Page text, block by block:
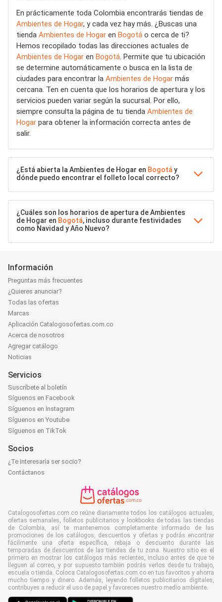
En prácticamente toda Colombia encontrarás tiendas de
Ambientes de Hogar, y cada vez hay más. ¿Buscas una
tienda Ambientes de Hogar en Bogotá o cerca de ti?
Hemos recopilado todas las direcciones actuales de
Ambientes de Hogar en Bogotá. Permite que tu ubicación
se determine automáticamente o busca en la lista de
ciudades para encontrar la Ambientes de Hogar más
cercana. Ten en cuenta que los horarios de apertura y los
servicios pueden variar según la sucursal. Por ello,
siempre consulta la página de tu tienda Ambientes de
Hogar para obtener la información correcta antes de
salir.
¿Está abierta la Ambientes de Hogar en Bogotá y
dónde puedo encontrar el folleto local correcto?
¿Cuáles son los horarios de apertura de Ambientes
de Hogar en Bogotá, incluso durante festividades
como Navidad y Año Nuevo?
Información
Preguntas más frecuentes
¿Quieres anunciar?
Todas las ofertas
Marcas
Aplicación Catalogosofertas.com.co
Acerca de nosotros
Agregar catálogo
Noticias
Servicios
Suscríbete al boletín
Síguenos en Facebook
Síguenos en Instagram
Síguenos en Youtube
Síguenos en TikTok
Socios
¿Te interesaría ser socio?
Contáctanos
Catalogosofertas.com.co reúne diariamente todos los catálogos actuales,
ofertas semanales, folletos publicitarios y lookbooks de todas las tiendas
de Colombia, así te mantenemos completamente informado de las
promociones de los catálogos, descuentos y ofertas y podrás encontrar
fácilmente una oferta específica, rebaja o descuento durante las
temporadas de descuentos de las tiendas de tu zona. Nuestro sitio es el
primero en mostrar los catálogos más recientes, incluso antes de que te
lleguen al correo, y por supuesto también podrás verlos desde tu trabajo,
escuela o tienda. Coloca Catalogosofertas.com.co en tus favoritos y ahorra
mucho tiempo y dinero. Además, leyendo folletos publicitarios digitales,
contribuyes a reducir el uso de papel y favoreces nuestro medio ambiente.